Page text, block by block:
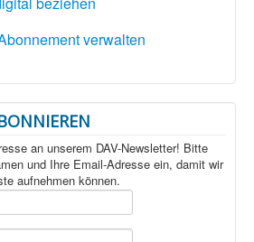
verwalten
an unserem DAV-Newsletter! Bitte
und Ihre Email-Adresse ein, damit wir
aufnehmen können.